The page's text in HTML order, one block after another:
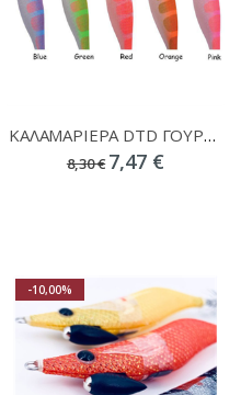
ΚΑΛΑΜΑΡΙΕΡΑ DTD ΓΟΥΡΟΥΝΑΚΙ PIRKA 3.0
8,30 € 7,47 €
-10,00%